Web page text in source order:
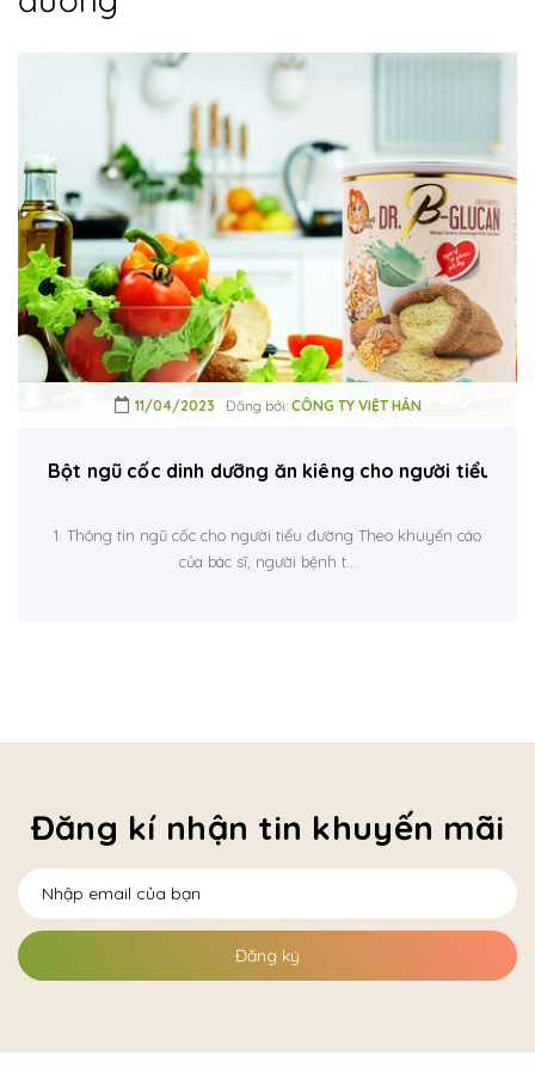
11/04/2023 Đăng bởi: CÔNG TY VIỆT HÂN
Bột ngũ cốc dinh dưỡng ăn kiêng cho người tiểu
1. Thông tin ngũ cốc cho người tiểu đường Theo khuyến cáo
của bác sĩ, người bệnh t...
Đăng kí nhận tin khuyến mãi
Đăng ký